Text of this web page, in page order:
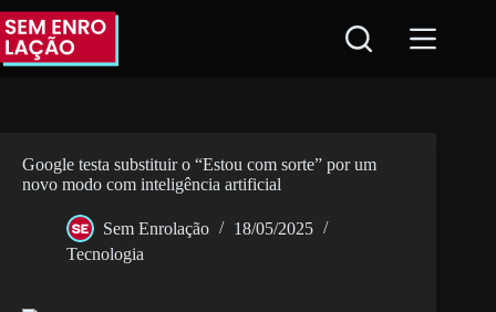
Pular
para
conteúdo
Google testa substituir o “Estou com sorte” por um
novo modo com inteligência artificial
Sem Enrolação
18/05/2025
Tecnologia